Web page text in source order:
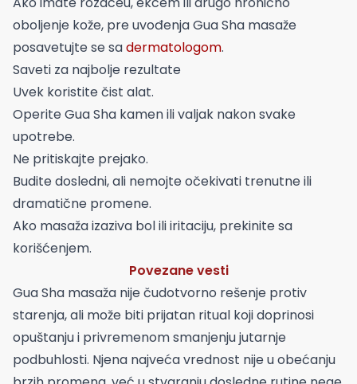
oboljenje kože, pre uvođenja Gua Sha masaže
posavetujte se sadermatologom.
Saveti za najbolje rezultate
Uvek koristite čist alat.
Operite Gua Sha kamen ili valjak nakon svake
upotrebe.
Ne pritiskajte prejako.
Budite dosledni, ali nemojte očekivati trenutne ili
dramatične promene.
Ako masaža izaziva bol ili iritaciju, prekinite sa
korišćenjem.
Povezane vesti
Gua Sha masaža nije čudotvorno rešenje protiv
starenja, ali može biti prijatan ritual koji doprinosi
opuštanju i privremenom smanjenju jutarnje
podbuhlosti. Njena najveća vrednost nije u obećanju